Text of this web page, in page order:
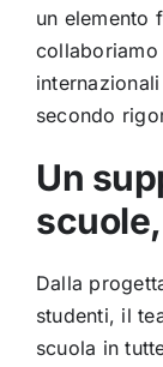
un elemento
collaboriamo
secondo
Un
Dalla
studenti, il
scuola in